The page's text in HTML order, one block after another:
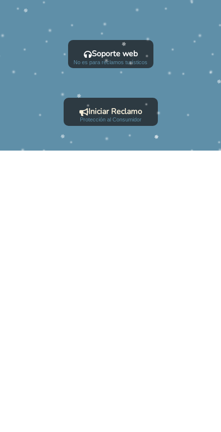
Soporte web
No es para reclamos turísticos
Iniciar Reclamo
Protección al Consumidor